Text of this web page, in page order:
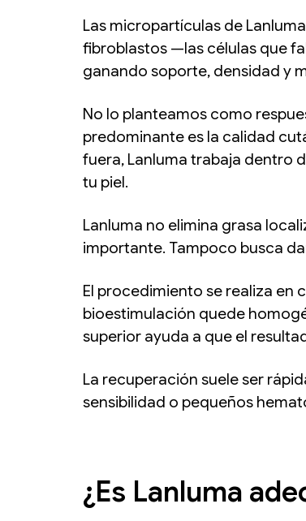
Las micropartículas de
fibroblastos —las células que
ganando soporte, densidad y
No lo planteamos como
predominante es la calidad
fuera, Lanluma trabaja dentro
tu piel.
Lanluma no elimina grasa
importante. Tampoco busca
El procedimiento se realiza en
bioestimulación quede
superior ayuda a que el
La recuperación suele ser
sensibilidad o pequeños
¿Es Lanluma